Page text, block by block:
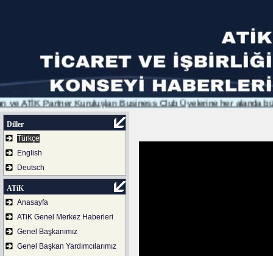
Partner Kuruluşları Business Club Üyelerine her alanda büyük
Diller
Türkçe
English
Deutsch
ATiK
Anasayfa
ATiK Genel Merkez Haberleri
Genel Başkanımız
Genel Başkan Yardımcılarımız